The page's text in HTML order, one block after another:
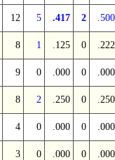
12 5 .417 2 .500
8 1 .125 0 .222
9 0 .000 0 .000
8 2 .250 0 .250
4 0 .000 0 .000
3 0 .000 0 .000